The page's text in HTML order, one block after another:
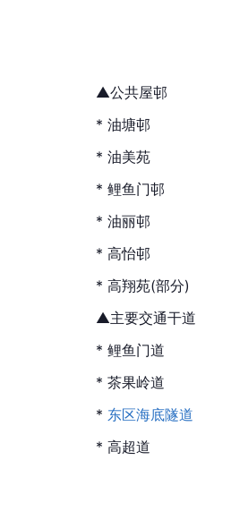
▲公共屋邨
* 油塘邨
* 油美苑
* 鲤鱼门邨
* 油丽邨
* 高怡邨
* 高翔苑(部分)
▲主要交通干道
* 鲤鱼门道
* 茶果岭道
* 东区海底隧道
* 高超道